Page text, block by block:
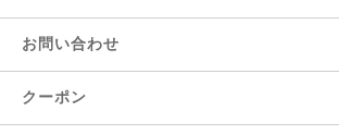
お問い合わせ
クーポン